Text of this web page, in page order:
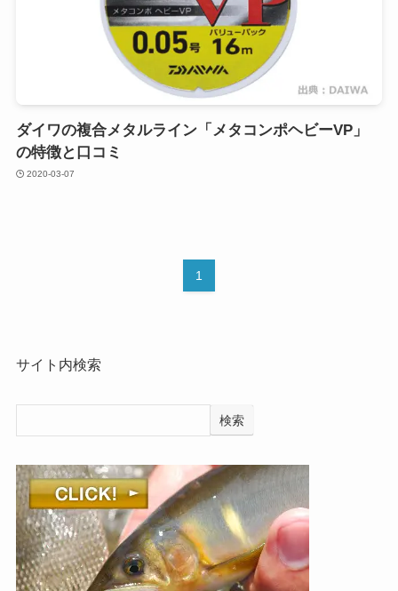
ダイワの複合メタルライン「メタコンポヘビーVP」
の特徴と口コミ
2020-03-07
1
サイト内検索
検索